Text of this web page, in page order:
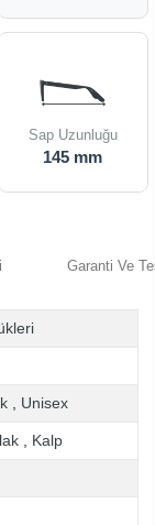
Sap Uzunluğu
145 mm
Garanti Ve
Unisex
Kalp